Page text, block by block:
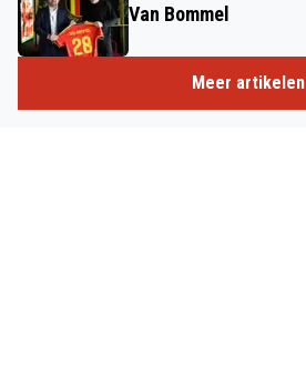
Van Bommel
Meer artikelen